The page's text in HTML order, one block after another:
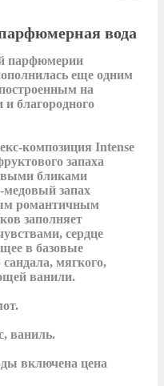
вода
парфюмерии
еще одним
на
благородного
композиция Intense
запаха
бликами
медовый запах
романтичным
заполняет
сердце
в базовые
мягкого,
ванили.
ваниль.
включена цена